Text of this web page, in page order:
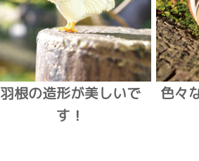
羽根の造形が美しいで
す！
色々